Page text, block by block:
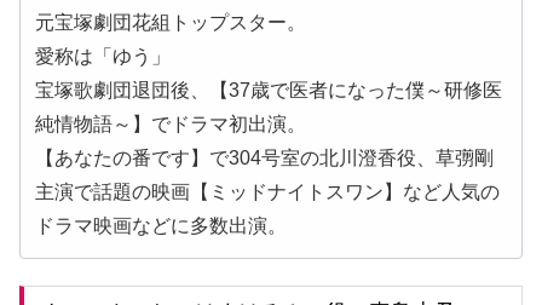
元宝塚劇団花組トップスター。
愛称は「ゆう」
宝塚歌劇団退団後、【37歳で医者になった僕～研修医
純情物語～】でドラマ初出演。
【あなたの番です】で304号室の北川澄香役、草彅剛
主演で話題の映画【ミッドナイトスワン】など人気の
ドラマ映画などに多数出演。